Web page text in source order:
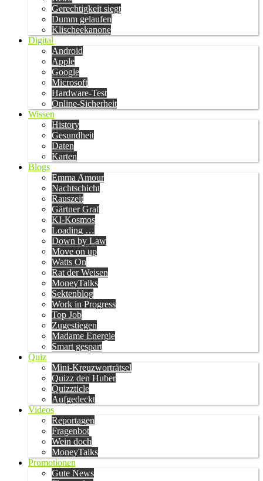
Gerechtigkeit siegt
Dumm gelaufen
Klischeekanone
Digital
Android
Apple
Google
Microsoft
Hardware-Test
Online-Sicherheit
Wissen
History
Gesundheit
Daten
Karten
Blogs
Emma Amour
Nachtschicht
Rauszeit
Gärtner Graf
KI-Kosmos
Loading …
Down by Law
Move on up
Watts On
Rat der Weisen
MoneyTalks
Sektenblog
Work in Progress
Top Job
Zugestiegen
Madame Energie
Smart gespart
Quiz
Mini-Kreuzworträtsel
Quizz den Huber
Quizzticle
Aufgedeckt
Videos
Reportagen
Fragenbot
Wein doch
MoneyTalks
Promotionen
Gute News